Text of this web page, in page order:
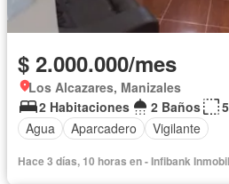
$ 2.000.000/mes
Los Alcazares, Manizales
2 Habitaciones
2 Baños
Agua
Aparcadero Vigilante
Hace 3 días, 10 horas en - Infibank